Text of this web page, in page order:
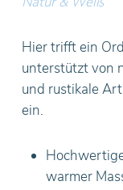
Hier trifft ein
unterstützt von
und rustikale
ein.
warmer